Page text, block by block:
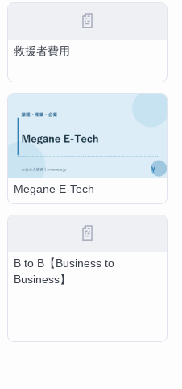
📄
救援者費用
Megane E-Tech
📄
B to B【Business to
Business】